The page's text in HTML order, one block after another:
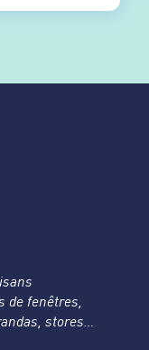
de fenêtres,
stores…